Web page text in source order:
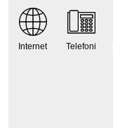
Internet Telefoni